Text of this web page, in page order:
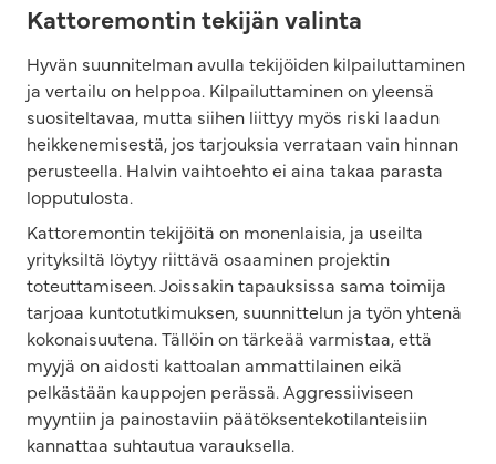
Kattoremontin tekijän valinta
Hyvän suunnitelman avulla tekijöiden kilpailuttaminen
ja vertailu on helppoa. Kilpailuttaminen on yleensä
suositeltavaa, mutta siihen liittyy myös riski laadun
heikkenemisestä, jos tarjouksia verrataan vain hinnan
perusteella. Halvin vaihtoehto ei aina takaa parasta
lopputulosta.
Kattoremontin tekijöitä on monenlaisia, ja useilta
yrityksiltä löytyy riittävä osaaminen projektin
toteuttamiseen. Joissakin tapauksissa sama toimija
tarjoaa kuntotutkimuksen, suunnittelun ja työn yhtenä
kokonaisuutena. Tällöin on tärkeää varmistaa, että
myyjä on aidosti kattoalan ammattilainen eikä
pelkästään kauppojen perässä. Aggressiiviseen
myyntiin ja painostaviin päätöksentekotilanteisiin
kannattaa suhtautua varauksella.